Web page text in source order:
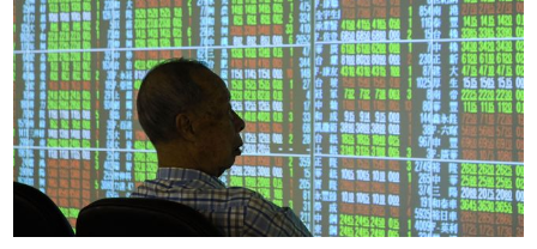
於滿倉。儘管外資近期因匯率因素賣超，但基本
面依然穩健，且零股買盤與ETF支撐力道強勁。
他樂觀預估，若第四季台股重啟攻勢，台積電股
價甚至有機會挑戰3000元大關，建議投資人善用
區間操作策略，在震盪中穩健獲利。